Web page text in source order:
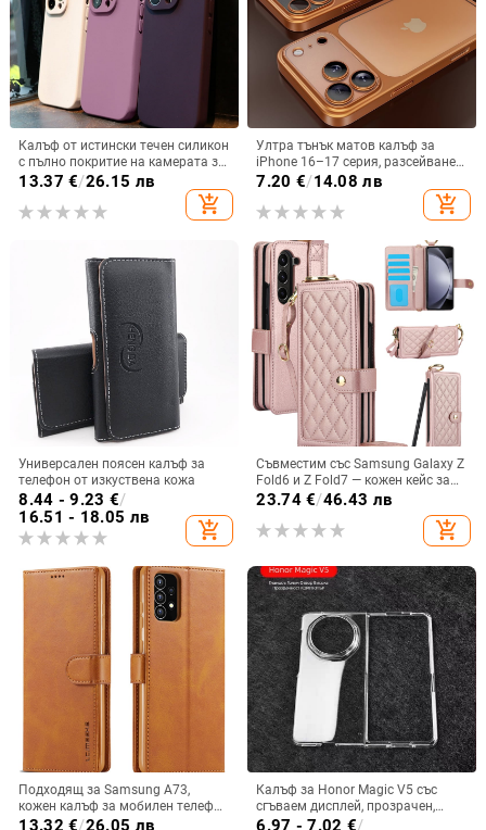
Калъф от истински течен силикон
с пълно покритие на камерата за
iPhone 14 Pro Max, iPhone 13 Pro
и iPhone 12 — удароустойчив
13.37 €/26.15 лв
add_shopping_cart
Ултра тънък матов калъф за
iPhone 16–17 серия, разсейване
на топлината, пълно покритие,
удароустойчив и устойчив на
отпечатъци
7.20 €/14.08 лв
add_shopping_cart
Универсален поясен калъф за
телефон от изкуствена кожа
8.44 - 9.23 €/
16.51 - 18.05 лв
add_shopping_cart
Съвместим със Samsung Galaxy Z
Fold6 и Z Fold7 — кожен кейс за
телефон с слот за стилус,
сгъваем дизайн, елегантен стил, с
каишка за китката, за дами
23.74€/46.43 лв
add_shopping_cart
Подходящ за Samsung A73,
кожен калъф за мобилен телефон
A36/A16, калъф за мобилен
13.32 €/26.05 лв
Калъф за Honor Magic V5 със
сгъваем дисплей, прозрачен,
лъскав, PC материал
6.97 - 7.02 €/